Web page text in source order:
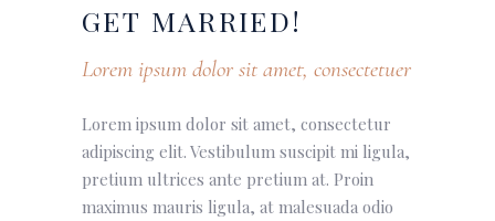
GET MARRIED!
Lorem ipsum dolor sit amet, consectetuer
Lorem ipsum dolor sit amet, consectetur
adipiscing elit. Vestibulum suscipit mi ligula,
pretium ultrices ante pretium at. Proin
maximus mauris ligula, at malesuada odio